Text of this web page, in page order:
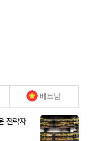
베트남
전략자